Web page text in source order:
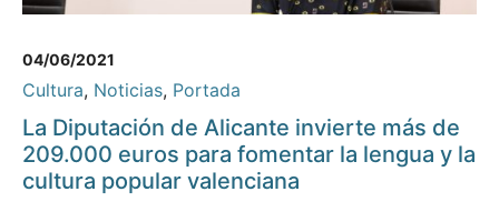
04/06/2021
Cultura, Noticias, Portada
La Diputación de Alicante invierte más de
209.000 euros para fomentar la lengua y la
cultura popular valenciana